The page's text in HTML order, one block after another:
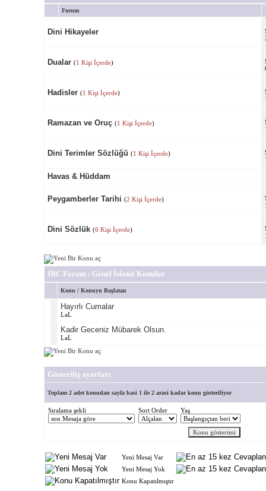
Forum
Dini Hikayeler
Dualar (1 Kişi İçerde)
Hadisler (1 Kişi İçerde)
Ramazan ve Oruç (1 Kişi İçerde)
Dini Terimler Sözlüğü (1 Kişi İçerde)
Havas & Hüddam
Peygamberler Tarihi (2 Kişi İçerde)
Dini Sözlük (6 Kişi İçerde)
IRC Forum : Genel İslami Konular
Konu / Konuyu Başlatan
Hayırlı Cumalar
LaL
Kadir Geceniz Mübarek Olsun.
LaL
Gösteriliş ayarları
Toplam 2 adet konudan sayfa basi 1 ile 2 arasi kadar konu gösteriliyor
Sıralama şekli Sort Order Yaş
Yeni Mesaj Var
Yeni Mesaj Yok
Konu Kapatılmıştır